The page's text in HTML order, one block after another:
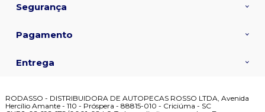
Segurança
Pagamento
Entrega
RODASSO - DISTRIBUIDORA DE AUTOPECAS ROSSO LTDA, Avenida
Hercílio Amante - 110 - Próspera - 88815-010 - Criciúma - SC